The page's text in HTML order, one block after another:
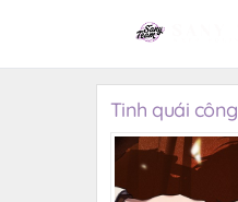
Tinh quái công